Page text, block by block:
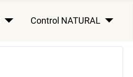
Control NATURAL